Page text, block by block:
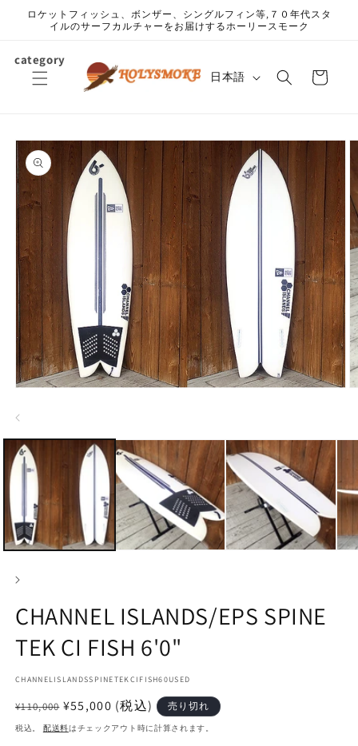
ンツに
ロケットフィッシュ、ボンザー、シングルフィン等,７０年代スタ
イルのサーフカルチャーをお届けするホーリースモーク
category
言日本語
ー
商品情
報にス
キップ
ダ
ル
で
メ
(1)
を
開
CHANNEL ISLANDS/EPS SPINE
TEK CI FISH 6'0"
SKU:
CHANNELISLANDSSPINETEKCIFISH60USED
通
常
¥110,000 セ
ー
¥55,000 (税込) 売り切れ
税込。 配送料はチェックアウト時に計算されます。